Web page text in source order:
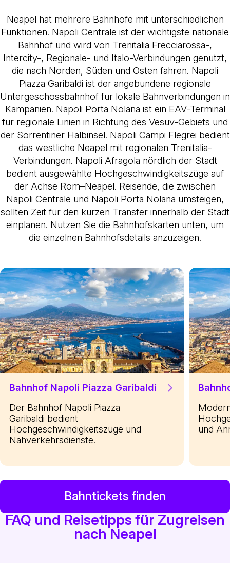
Neapel hat mehrere Bahnhöfe mit unterschiedlichen
Funktionen. Napoli Centrale ist der wichtigste nationale
Bahnhof und wird von Trenitalia Frecciarossa-,
Intercity-, Regionale- und Italo-Verbindungen genutzt,
die nach Norden, Süden und Osten fahren. Napoli
Piazza Garibaldi ist der angebundene regionale
Untergeschossbahnhof für lokale Bahnverbindungen in
Kampanien. Napoli Porta Nolana ist ein EAV-Terminal
für regionale Linien in Richtung des Vesuv-Gebiets und
der Sorrentiner Halbinsel. Napoli Campi Flegrei bedient
das westliche Neapel mit regionalen Trenitalia-
Verbindungen. Napoli Afragola nördlich der Stadt
bedient ausgewählte Hochgeschwindigkeitszüge auf
der Achse Rom–Neapel. Reisende, die zwischen
Napoli Centrale und Napoli Porta Nolana umsteigen,
sollten Zeit für den kurzen Transfer innerhalb der Stadt
einplanen. Nutzen Sie die Bahnhofskarten unten, um
die einzelnen Bahnhofsdetails anzuzeigen.
Bahnhof Napoli Piazza Garibaldi
Der Bahnhof Napoli Piazza
Garibaldi bedient
Hochgeschwindigkeitszüge und
Nahverkehrsdienste.
und
Bahntickets finden
FAQ und Reisetipps für Zugreisen
nach Neapel